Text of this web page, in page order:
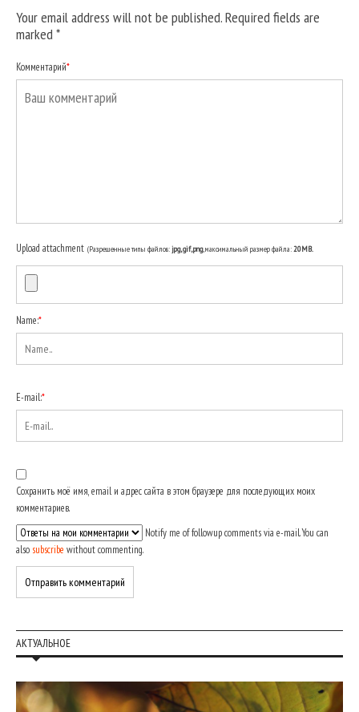
Your email address will not be published. Required fields are
marked*
Комментарий*
Upload attachment (Разрешенные типы файлов:jpg, gif, png, максимальный размер файла:20MB.
Name:*
E-mail:*
Сохранить моё имя, email и адрес сайта в этом браузере для последующих моих
комментариев.
Notify me of followup comments via e-mail. You can
also subscribe without commenting.
АКТУАЛЬНОЕ